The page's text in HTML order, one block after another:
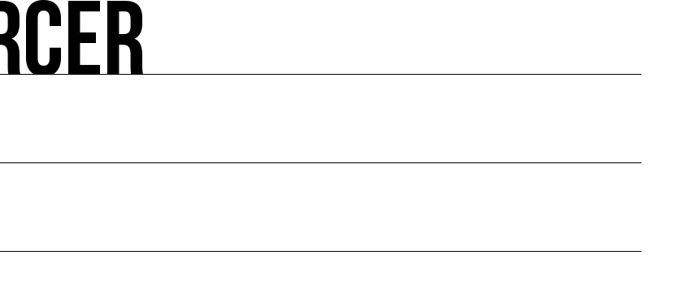
impacts.
croisés culture et écologie.
et dans le monde.